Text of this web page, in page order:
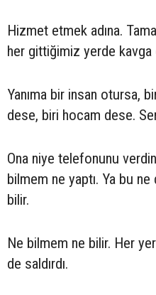
Hizmet etmek adına.
her gittiğimiz yerde kavga
Yanıma bir insan otursa,
dese, biri hocam dese.
Ona niye telefonunu
bilmem ne yaptı. Ya bu
bilir.
Ne bilmem ne bilir. Her
de saldırdı.